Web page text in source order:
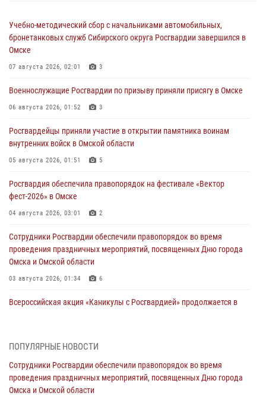
Учебно-методический сбор с начальниками автомобильных,
бронетанковых служб Сибирского округа Росгвардии завершился в
Омске
07 августа 2026, 02:01 3
Военнослужащие Росгвардии по призыву приняли присягу в Омске
06 августа 2026, 01:52 3
Росгвардейцы приняли участие в открытии памятника воинам
внутренних войск в Омской области
05 августа 2026, 01:51 5
Росгвардия обеспечила правопорядок на фестивале «Вектор
фест-2026» в Омске
04 августа 2026, 03:01 2
Сотрудники Росгвардии обеспечили правопорядок во время
проведения праздничных мероприятий, посвященных Дню города
Омска и Омской области
03 августа 2026, 01:34 6
Всероссийская акция «Каникулы с Росгвардией» продолжается в
тренировка по управлению беспилотниками (видео)
30 июля 2026, 04:39 2
ПОПУЛЯРНЫЕ НОВОСТИ
Сотрудники Росгвардии обеспечили правопорядок во время
проведения праздничных мероприятий, посвященных Дню города
Омска и Омской области